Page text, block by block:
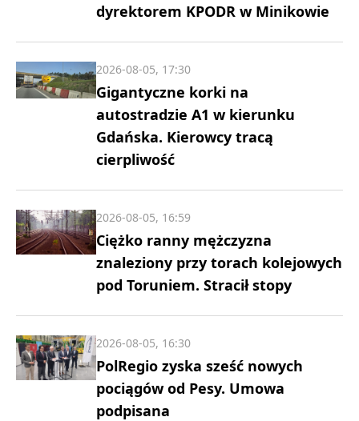
dyrektorem KPODR w Minikowie
Gigantyczne korki na
autostradzie A1 w kierunku
Gdańska. Kierowcy tracą
cierpliwość
2026-08-05, 17:30
Ciężko ranny mężczyzna
znaleziony przy torach kolejowych
pod Toruniem. Stracił stopy
2026-08-05, 16:59
PolRegio zyska sześć nowych
pociągów od Pesy. Umowa
podpisana
2026-08-05, 16:30